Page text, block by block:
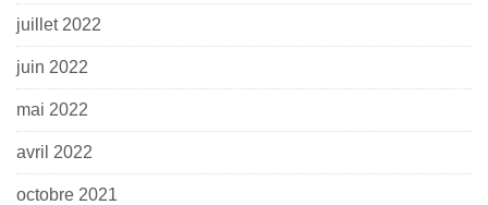
juillet 2022
juin 2022
mai 2022
avril 2022
octobre 2021